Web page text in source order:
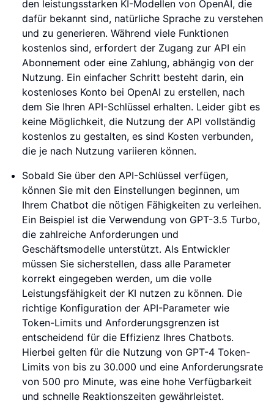
den leistungsstarken KI-Modellen von OpenAI, die
dafür bekannt sind, natürliche Sprache zu verstehen
und zu generieren. Während viele Funktionen
kostenlos sind, erfordert der Zugang zur API ein
Abonnement oder eine Zahlung, abhängig von der
Nutzung. Ein einfacher Schritt besteht darin, ein
kostenloses Konto bei OpenAI zu erstellen, nach
dem Sie Ihren API-Schlüssel erhalten. Leider gibt es
keine Möglichkeit, die Nutzung der API vollständig
kostenlos zu gestalten, es sind Kosten verbunden,
die je nach Nutzung variieren können.
Sobald Sie über den API-Schlüssel verfügen,
können Sie mit den Einstellungen beginnen, um
Ihrem Chatbot die nötigen Fähigkeiten zu verleihen.
Ein Beispiel ist die Verwendung von GPT-3.5 Turbo,
die zahlreiche Anforderungen und
Geschäftsmodelle unterstützt. Als Entwickler
müssen Sie sicherstellen, dass alle Parameter
korrekt eingegeben werden, um die volle
Leistungsfähigkeit der KI nutzen zu können. Die
richtige Konfiguration der API-Parameter wie
Token-Limits und Anforderungsgrenzen ist
entscheidend für die Effizienz Ihres Chatbots.
Hierbei gelten für die Nutzung von GPT-4 Token-
Limits von bis zu 30.000 und eine Anforderungsrate
von 500 pro Minute, was eine hohe Verfügbarkeit
und schnelle Reaktionszeiten gewährleistet.